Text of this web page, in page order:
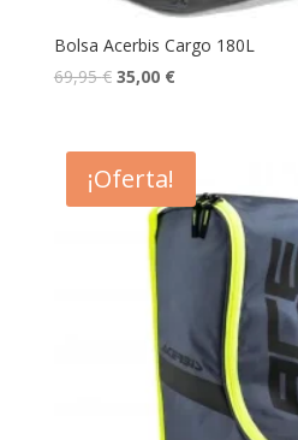
Bolsa Acerbis Cargo 180L
69,95€ 35,00 €
¡Oferta!